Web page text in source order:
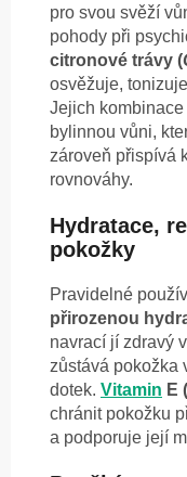
pro svou svěží
pohody při
citronové trávy (
osvěžuje,
Jejich
bylinnou vůni,
zároveň přispívá
rovnováhy.
Hydratace,
pokožky
Pravidelné
přirozenou
navrací jí zdravý
zůstává pokožka
dotek. Vitamin E
chránit pokožku
a podporuje její